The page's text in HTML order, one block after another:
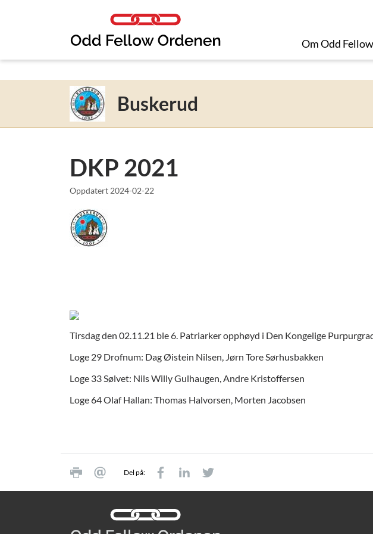
Om Odd Fellow
Buskerud
DKP 2021
Oppdatert 2024-02-22
Tirsdag den 02.11.21 ble 6. Patriarker opphøyd i Den Kongelige
Loge 29 Drofnum: Dag Øistein Nilsen, Jørn Tore Sørhusbakken
Loge 33 Sølvet: Nils Willy Gulhaugen, Andre Kristoffersen
Loge 64 Olaf Hallan: Thomas Halvorsen, Morten Jacobsen
Del på: